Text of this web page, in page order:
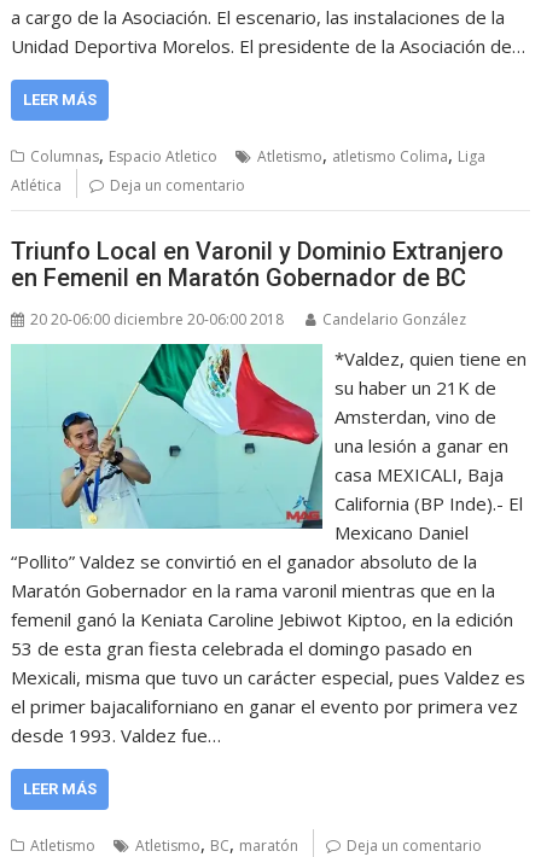
a cargo de la Asociación. El escenario, las instalaciones de la
Unidad Deportiva Morelos. El presidente de la Asociación de…
LEER MÁS
Columnas, Espacio Atletico Atletismo, atletismo Colima, Liga
Atlética
Deja un comentario
Triunfo Local en Varonil y Dominio Extranjero
en Femenil en Maratón Gobernador de BC
20 20-06:00 diciembre 20-06:00 2018 Candelario González
*Valdez, quien tiene en
su haber un 21K de
Amsterdan, vino de
una lesión a ganar en
casa MEXICALI, Baja
California (BP Inde).- El
Mexicano Daniel
“Pollito” Valdez se convirtió en el ganador absoluto de la
Maratón Gobernador en la rama varonil mientras que en la
femenil ganó la Keniata Caroline Jebiwot Kiptoo, en la edición
53 de esta gran fiesta celebrada el domingo pasado en
Mexicali, misma que tuvo un carácter especial, pues Valdez es
el primer bajacaliforniano en ganar el evento por primera vez
desde 1993. Valdez fue…
LEER MÁS
Atletismo Atletismo, BC, maratón Deja un comentario